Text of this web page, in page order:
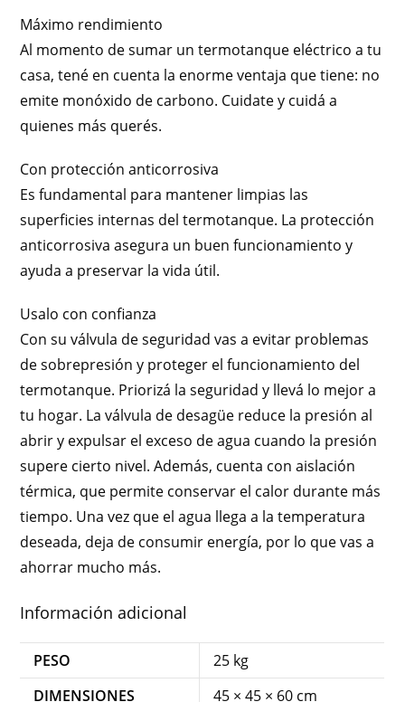
Máximo rendimiento
Al momento de sumar un termotanque eléctrico a tu
casa, tené en cuenta la enorme ventaja que tiene: no
emite monóxido de carbono. Cuidate y cuidá a
quienes más querés.
Con protección anticorrosiva
Es fundamental para mantener limpias las
superficies internas del termotanque. La protección
anticorrosiva asegura un buen funcionamiento y
ayuda a preservar la vida útil.
Usalo con confianza
Con su válvula de seguridad vas a evitar problemas
de sobrepresión y proteger el funcionamiento del
termotanque. Priorizá la seguridad y llevá lo mejor a
tu hogar. La válvula de desagüe reduce la presión al
abrir y expulsar el exceso de agua cuando la presión
supere cierto nivel. Además, cuenta con aislación
térmica, que permite conservar el calor durante más
tiempo. Una vez que el agua llega a la temperatura
deseada, deja de consumir energía, por lo que vas a
ahorrar mucho más.
Información adicional
PESO
25 kg
DIMENSIONES
45 × 45 × 60 cm